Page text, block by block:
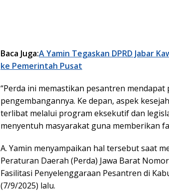
Baca Juga:A Yamin Tegaskan DPRD Jabar
ke Pemerintah Pusat
“Perda ini memastikan pesantren
pengembangannya. Ke depan, aspek
terlibat melalui program eksekutif dan
menyentuh masyarakat guna memberikan
A. Yamin menyampaikan hal tersebut saat
Peraturan Daerah (Perda) Jawa Barat
Fasilitasi Penyelenggaraan Pesantren di
(7/9/2025) lalu.